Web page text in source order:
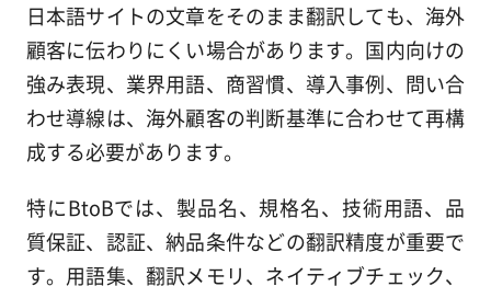
日本語サイトの文章をそのまま翻訳しても、海外
顧客に伝わりにくい場合があります。国内向けの
強み表現、業界用語、商習慣、導入事例、問い合
わせ導線は、海外顧客の判断基準に合わせて再構
成する必要があります。
特にBtoBでは、製品名、規格名、技術用語、品
質保証、認証、納品条件などの翻訳精度が重要で
す。用語集、翻訳メモリ、ネイティブチェック、